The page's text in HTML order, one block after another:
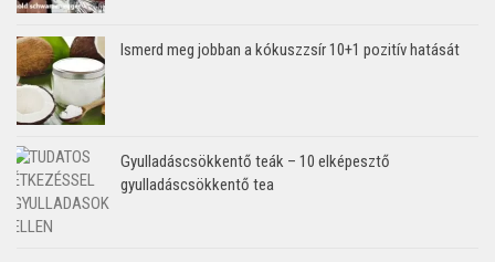
Ismerd meg jobban a kókuszzsír 10+1 pozitív hatását
Gyulladáscsökkentő teák – 10 elképesztő
gyulladáscsökkentő tea